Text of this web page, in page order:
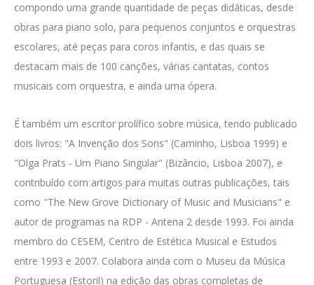
compondo uma grande quantidade de peças didáticas, desde
obras para piano solo, para pequenos conjuntos e orquestras
escolares, até peças para coros infantis, e das quais se
destacam mais de 100 canções, várias cantatas, contos
musicais com orquestra, e ainda uma ópera.
É também um escritor prolífico sobre música, tendo publicado
dois livros: "A Invenção dos Sons" (Caminho, Lisboa 1999) e
"Olga Prats - Um Piano Singular" (Bizâncio, Lisboa 2007), e
contribuído com artigos para muitas outras publicações, tais
como "The New Grove Dictionary of Music and Musicians" e
autor de programas na RDP - Antena 2 desde 1993. Foi ainda
membro do CESEM, Centro de Estética Musical e Estudos
entre 1993 e 2007. Colabora ainda com o Museu da Música
Portuguesa (Estoril) na edição das obras completas de